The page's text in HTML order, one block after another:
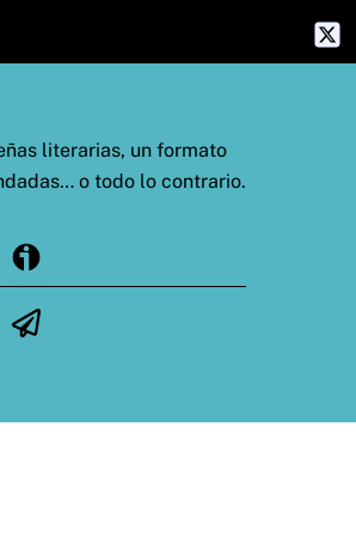
literarias, un formato
o todo lo contrario.
Ivoox
Telegram